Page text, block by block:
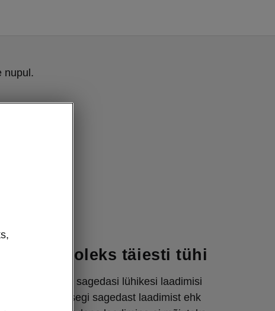
nupul.
et aku oleks täiesti tühi
kannatavad sagedasi lühikesi laadimisi
eeldataksegi sagedast laadimist ehk